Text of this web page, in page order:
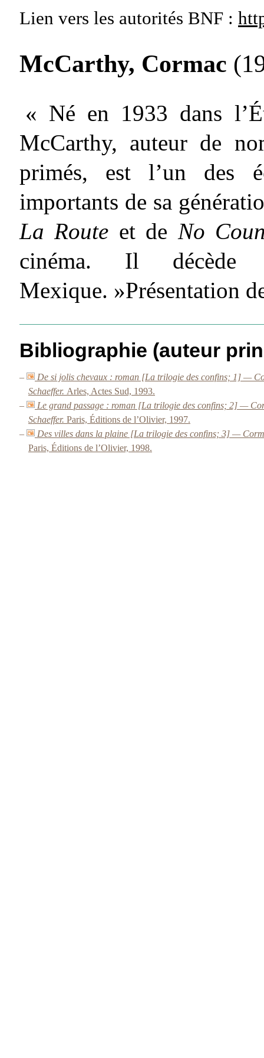
Lien vers les autorités BNF :
McCarthy, Cormac
« Né en 1933 dans
McCarthy, auteur de
primés, est l’un des
importants de sa
La Route et de No
cinéma. Il
Mexique. »Présentation
Bibliographie (auteur
–
De si jolis chevaux : roman [La trilogie des confins; 1] —
Schaeffer. Arles, Actes Sud, 1993.
–
Le grand passage : roman [La trilogie des confins; 2] —
Schaeffer. Paris, Éditions de l’Olivier, 1997.
–
Des villes dans la plaine [La trilogie des confins; 3] —
Paris, Éditions de l’Olivier, 1998.